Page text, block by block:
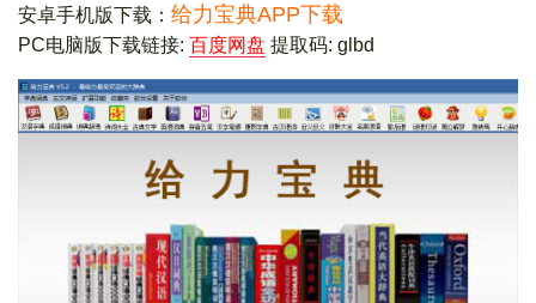
安卓手机版下载： 给力宝典APP下载
PC电脑版下载链接: 百度网盘 提取码: glbd